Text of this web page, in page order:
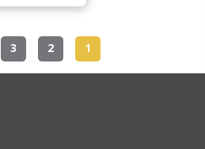
More
1
2
3